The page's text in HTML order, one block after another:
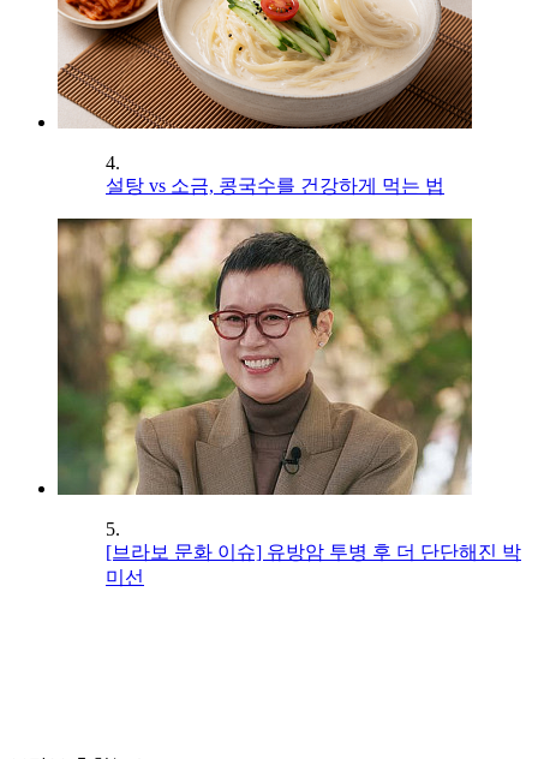
4.
설탕 vs 소금, 콩국수를 건강하게 먹는 법
5.
[브라보 문화 이슈] 유방암 투병 후 더 단단해진 박
미선